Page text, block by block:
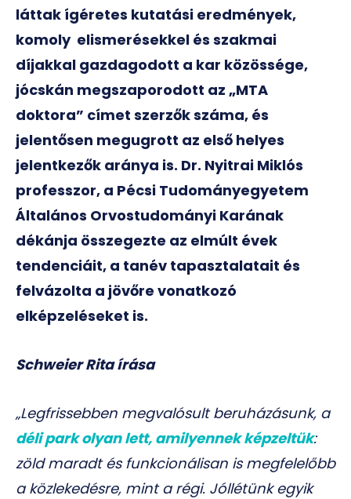
láttak ígéretes kutatási eredmények,
komoly elismerésekkel és szakmai
díjakkal gazdagodott a kar közössége,
jócskán megszaporodott az „MTA
doktora” címet szerzők száma, és
jelentősen megugrott az első helyes
jelentkezők aránya is. Dr. Nyitrai Miklós
professzor, a Pécsi Tudományegyetem
Általános Orvostudományi Karának
dékánja összegezte az elmúlt évek
tendenciáit, a tanév tapasztalatait és
felvázolta a jövőre vonatkozó
elképzeléseket is.
Schweier Rita írása
„Legfrissebben megvalósult beruházásunk, a
déli park olyan lett, amilyennek képzeltük:
zöld maradt és funkcionálisan is megfelelőbb
a közlekedésre, mint a régi. Jóllétünk egyik